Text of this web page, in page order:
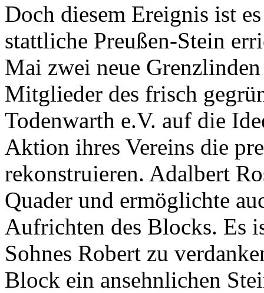
Doch diesem Ereignis ist
stattliche Preußen-Stein
Mai zwei neue
Mitglieder des frisch
Todenwarth e.V. auf die
Aktion ihres Vereins die
rekonstruieren. Adalbert
Quader und ermöglichte
Aufrichten des Blocks. Es
Sohnes Robert zu
Block ein ansehnlichen